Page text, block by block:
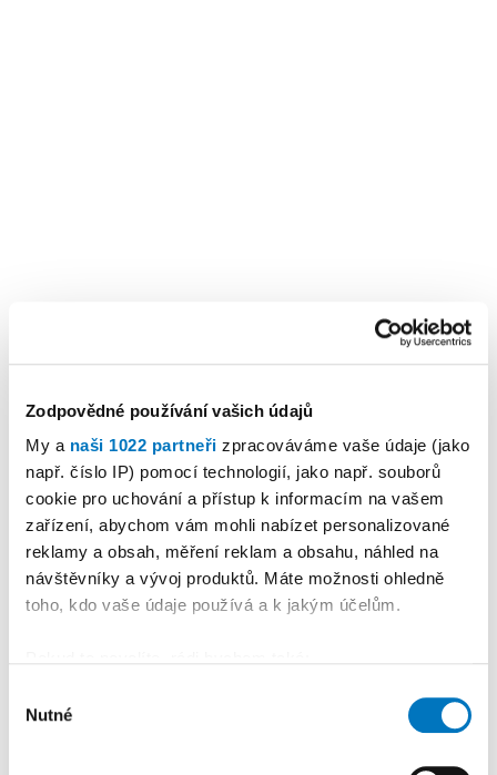
Zodpovědné používání vašich údajů
My a naši 1022 partneři zpracováváme vaše údaje (jako
např. číslo IP) pomocí technologií, jako např. souborů
cookie pro uchování a přístup k informacím na vašem
zařízení, abychom vám mohli nabízet personalizované
reklamy a obsah, měření reklam a obsahu, náhled na
návštěvníky a vývoj produktů. Máte možnosti ohledně
toho, kdo vaše údaje používá a k jakým účelům.
poloze, které mohou být přesné na několik metrů
skenování pro konkrétní charakteristiky (otisk prstu)
souhlasu
Nutné
KALENDÁŘ AKCÍ Další